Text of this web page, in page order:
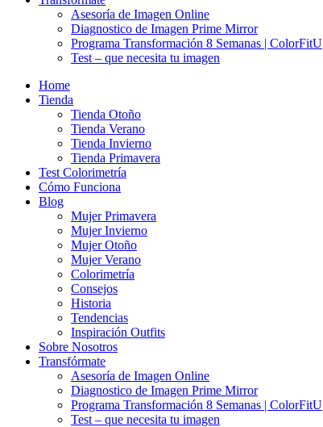
Asesoría de Imagen Online
Diagnostico de Imagen Prime Mirror
Programa Transformación 8 Semanas | ColorFitU
Test – que necesita tu imagen
Home
Tienda
Tienda Otoño
Tienda Verano
Tienda Invierno
Tienda Primavera
Test Colorimetría
Cómo Funciona
Blog
Mujer Primavera
Mujer Invierno
Mujer Otoño
Mujer Verano
Colorimetría
Consejos
Historia
Tendencias
Inspiración Outfits
Sobre Nosotros
Transfórmate
Asesoría de Imagen Online
Diagnostico de Imagen Prime Mirror
Programa Transformación 8 Semanas | ColorFitU
Test – que necesita tu imagen